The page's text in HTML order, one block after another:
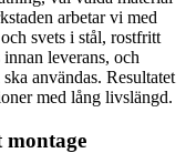
arbetar vi med
svets i stål, rostfritt
leverans, och
användas. Resultatet
med lång livslängd.